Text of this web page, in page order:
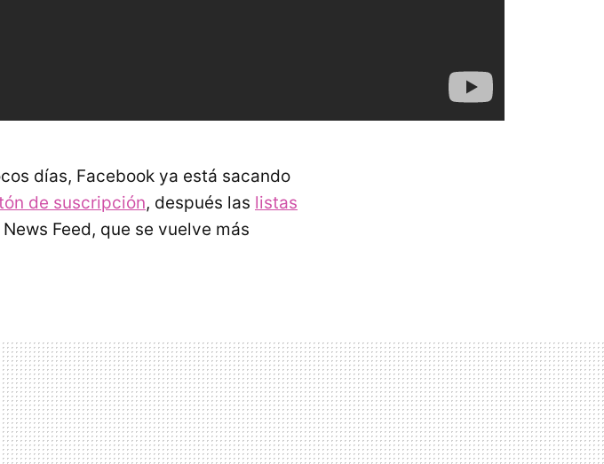
días, Facebook ya está sacando
de suscripción, después las listas
Feed, que se vuelve más